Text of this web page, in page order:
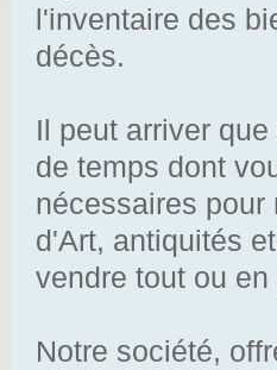
l'inventaire des
décès.
Il peut arriver
de temps dont
nécessaires
d'Art, antiquités
vendre tout ou
Notre société,